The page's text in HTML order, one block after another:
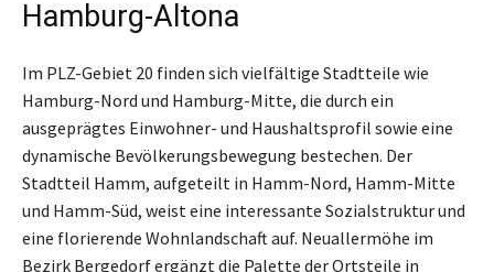
Hamburg-Altona
Im PLZ-Gebiet 20 finden sich vielfältige Stadtteile wie
Hamburg-Nord und Hamburg-Mitte, die durch ein
ausgeprägtes Einwohner- und Haushaltsprofil sowie eine
dynamische Bevölkerungsbewegung bestechen. Der
Stadtteil Hamm, aufgeteilt in Hamm-Nord, Hamm-Mitte
und Hamm-Süd, weist eine interessante Sozialstruktur und
eine florierende Wohnlandschaft auf. Neuallermöhe im
Bezirk Bergedorf ergänzt die Palette der Ortsteile in